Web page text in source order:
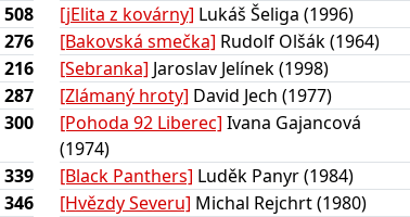
508
276
216
287
300
339
346
[jElita z kovárny] Lukáš Šeliga (1996)
[Bakovská smečka] Rudolf Olšák (1964)
[Sebranka] Jaroslav Jelínek (1998)
[Zlámaný hroty] David Jech (1977)
[Pohoda 92 Liberec] Ivana Gajancová
(1974)
[Black Panthers] Luděk Panyr (1984)
[Hvězdy Severu] Michal Rejchrt (1980)